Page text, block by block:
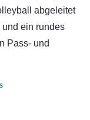
abgeleitet
ein rundes
Pass- und